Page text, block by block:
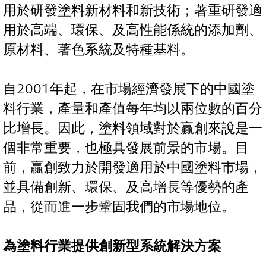
用於研發塗料新材料和新技術；著重研發適
用於高端、環保、及高性能係統的添加劑、
原材料、著色系統及特種基料。
自2001年起，在市場經濟發展下的中國塗
料行業，產量和產值每年均以兩位數的百分
比增長。因此，塗料領域對於贏創來說是一
個非常重要，也極具發展前景的市場。目
前，贏創致力於開發適用於中國塗料市場，
並具備創新、環保、及高增長等優勢的產
品，從而進一步鞏固我們的市場地位。
為塗料行業提供創新型系統解決方案